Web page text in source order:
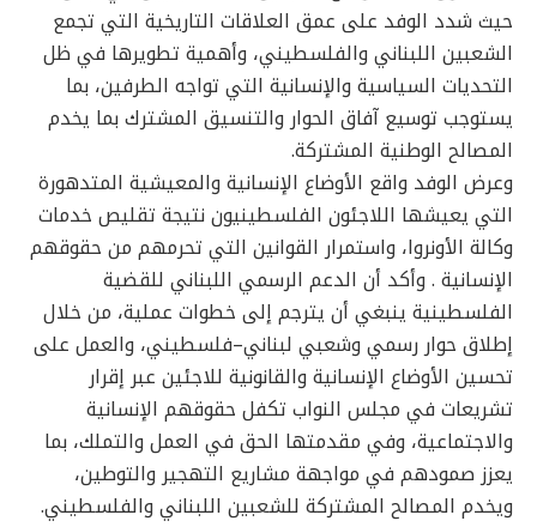
حيث شدد الوفد على عمق العلاقات التاريخية التي تجمع
الشعبين اللبناني والفلسطيني، وأهمية تطويرها في ظل
التحديات السياسية والإنسانية التي تواجه الطرفين، بما
يستوجب توسيع آفاق الحوار والتنسيق المشترك بما يخدم
المصالح الوطنية المشتركة.
وعرض الوفد واقع الأوضاع الإنسانية والمعيشية المتدهورة
التي يعيشها اللاجئون الفلسطينيون نتيجة تقليص خدمات
وكالة الأونروا، واستمرار القوانين التي تحرمهم من حقوقهم
الإنسانية . وأكد أن الدعم الرسمي اللبناني للقضية
الفلسطينية ينبغي أن يترجم إلى خطوات عملية، من خلال
إطلاق حوار رسمي وشعبي لبناني–فلسطيني، والعمل على
تحسين الأوضاع الإنسانية والقانونية للاجئين عبر إقرار
تشريعات في مجلس النواب تكفل حقوقهم الإنسانية
والاجتماعية، وفي مقدمتها الحق في العمل والتملك، بما
يعزز صمودهم في مواجهة مشاريع التهجير والتوطين،
ويخدم المصالح المشتركة للشعبين اللبناني والفلسطيني.